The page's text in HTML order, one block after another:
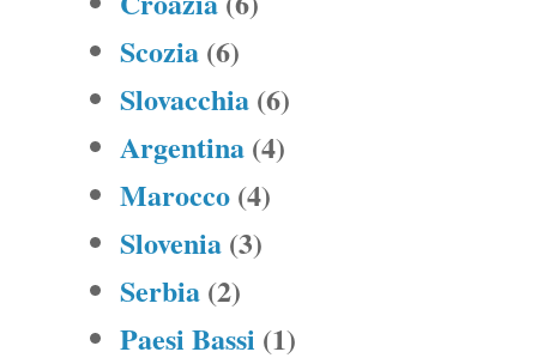
Scozia (6)
Slovacchia (6)
Argentina (4)
Marocco (4)
Slovenia (3)
Serbia (2)
Paesi Bassi (1)